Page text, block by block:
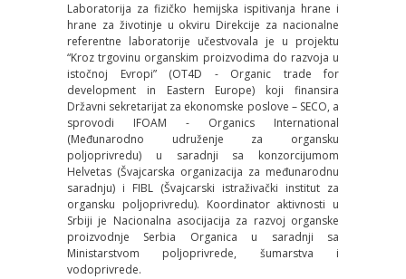
Laboratorija za fizičko hemijska ispitivanja hrane i
hrane za životinje u okviru Direkcije za nacionalne
referentne laboratorije učestvovala je u projektu
“Kroz trgovinu organskim proizvodima do razvoja u
istočnoj Evropi” (OT4D - Organic trade for
development in Eastern Europe) koji finansira
Državni sekretarijat za ekonomske poslove – SECO, a
sprovodi IFOAM - Organics International
(Međunarodno udruženje za organsku
poljoprivredu) u saradnji sa konzorcijumom
Helvetas (Švajcarska organizacija za međunarodnu
saradnju) i FIBL (Švajcarski istraživački institut za
organsku poljoprivredu). Koordinator aktivnosti u
Srbiji je Nacionalna asocijacija za razvoj organske
proizvodnje Serbia Organica u saradnji sa
Ministarstvom poljoprivrede, šumarstva i
vodoprivrede.